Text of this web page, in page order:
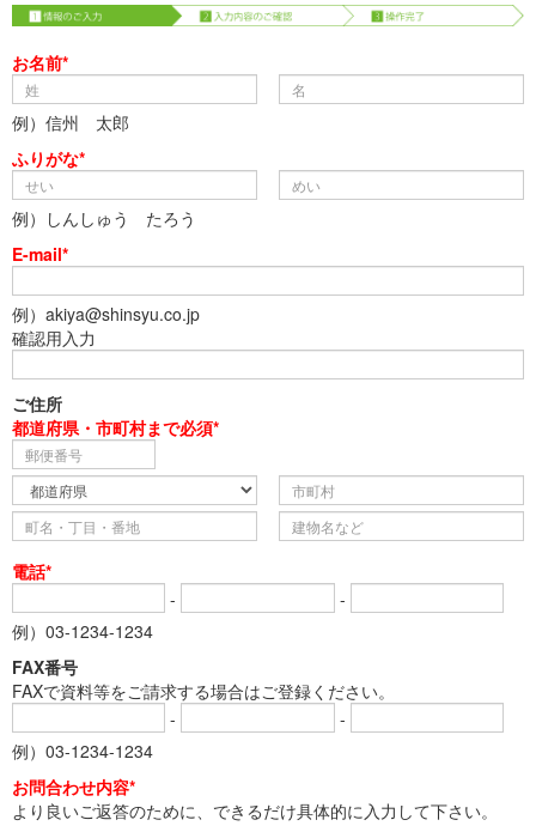
お名前*
例）信州 太郎
ふりがな*
例）しんしゅう たろう
E-mail*
例）akiya@shinsyu.co.jp
確認用入力
ご住所
都道府県・市町村まで必須*
電話*
-
-
例）03-1234-1234
FAX番号
FAXで資料等をご請求する場合はご登録ください。
-
-
例）03-1234-1234
お問合わせ内容*
より良いご返答のために、できるだけ具体的に入力して下さい。